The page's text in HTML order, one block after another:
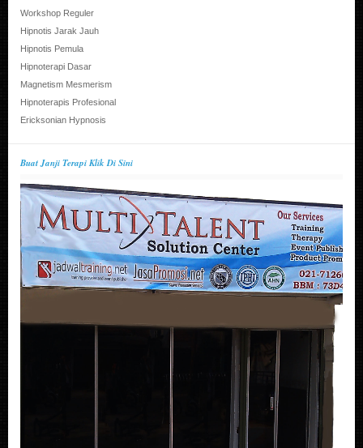
Workshop Reguler
Hipnotis Jarak Jauh
Hipnotis Pemula
Hipnoterapi Dasar
Magnetism Mesmerism
Hipnoterapis Profesional
Ericksonian Hypnosis
Buat Janji Terapi Klik Di Sini